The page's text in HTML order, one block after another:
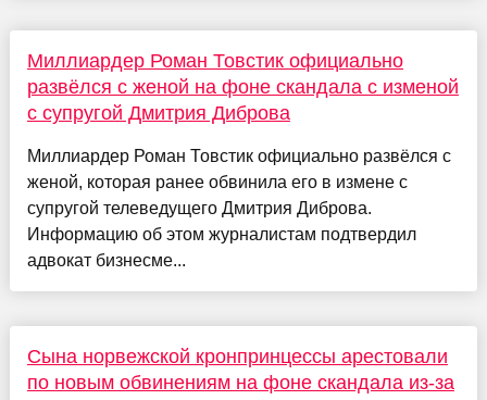
Миллиардер Роман Товстик официально
развёлся с женой на фоне скандала с изменой
с супругой Дмитрия Диброва
Миллиардер Роман Товстик официально развёлся с
женой, которая ранее обвинила его в измене с
супругой телеведущего Дмитрия Диброва.
Информацию об этом журналистам подтвердил
адвокат бизнесме...
Сына норвежской кронпринцессы арестовали
по новым обвинениям на фоне скандала из-за